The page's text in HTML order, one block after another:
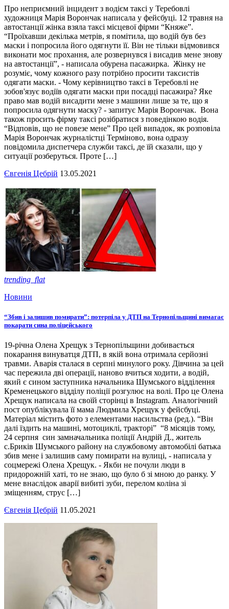
Про неприємний інцидент з водієм таксі у Теребовлі
художниця Марія Ворончак написала у фейсбуці. 12 травня на
автостанції жінка взяла таксі місцевої фірми “Княже”.
“Проїхавши декілька метрів, я помітила, що водій був без
маски і попросила його одягнути її. Він не тільки відмовився
виконати моє прохання, але розвернувся і висадив мене знову
на автостанції”, - написала обурена пасажирка. Жінку не
розуміє, чому кожного разу потрібно просити таксистів
одягати маски. - Чому керівництво таксі в Теребовлі не
зобов'язує водіїв одягати маски при посадці пасажира? Яке
право мав водій висадити мене з машини лише за те, що я
попросила одягнути маску? - запитує Марія Ворончак. Вона
також просить фірму таксі розібратися з поведінкою водія.
“Відповів, що не повезе мене” Про цей випадок, як розповіла
Марія Ворончак журналістці Терміново, вона одразу
повідомила диспетчера служби таксі, де їй сказали, що у
ситуації розберуться. Проте […]
Євгенія Цебрій 13.05.2021
trending_flat
Новини
“Збив і залишив помирати”: потерпіла у ДТП на Тернопільщині вимагає
покарати сина поліцейського
19-річна Олена Хрещук з Тернопільщини добивається
покарання винуватця ДТП, в якій вона отримала серйозні
травми. Аварія сталася в серпні минулого року. Дівчина за цей
час пережила дві операції, наново вчиться ходити, а водій,
який є сином заступника начальника Шумського відділення
Кременецького відділу поліції розгулює на волі. Про це Олена
Хрещук написала на своїй сторінці в Instagram. Аналогічний
пост опублікувала її мама Людмила Хрещук у фейсбуці.
Матеріал містить фото з елементами насильства (ред.). “Він
далі їздить на машині, мотоциклі, тракторі” “8 місяців тому,
24 серпня син замначальника поліції Андрій Д., житель
с.Бриків Шумського району на службовому автомобілі батька
збив мене і залишив саму помирати на вулиці, - написала у
соцмережі Олена Хрещук. - Якби не почули люди в
придорожній хаті, то не знаю, що було б зі мною до ранку. У
мене внаслідок аварії вибиті зуби, перелом коліна зі
зміщенням, струс […]
Євгенія Цебрій 11.05.2021